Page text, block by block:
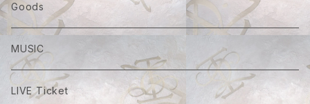
Goods
MUSIC
LIVE Ticket